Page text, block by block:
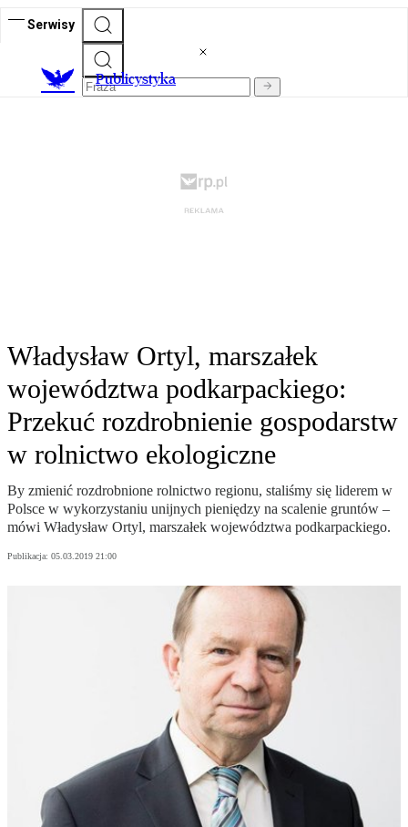
Serwisy
Publicystyka
Władysław Ortyl, marszałek
województwa podkarpackiego:
Przekuć rozdrobnienie gospodarstw
w rolnictwo ekologiczne
By zmienić rozdrobnione rolnictwo regionu, staliśmy się liderem w
Polsce w wykorzystaniu unijnych pieniędzy na scalenie gruntów –
mówi Władysław Ortyl, marszałek województwa podkarpackiego.
Publikacja: 05.03.2019 21:00